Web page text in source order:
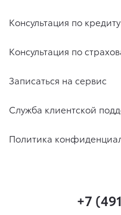
Консультация по кредиту
Консультация по
Записаться на сервис
Служба клиентской
Политика
+7